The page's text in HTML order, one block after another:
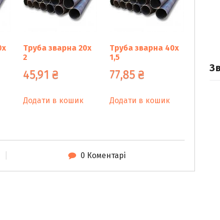
Труба зварна 20х
2
45,91₴
Додати в кошик
Труба зварна 40х
1,5
77,85₴
Додати в кошик
0 Коментарі